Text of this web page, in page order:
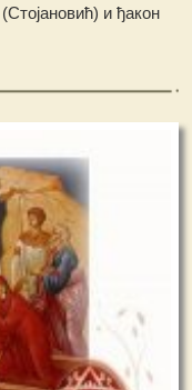
и ђакон